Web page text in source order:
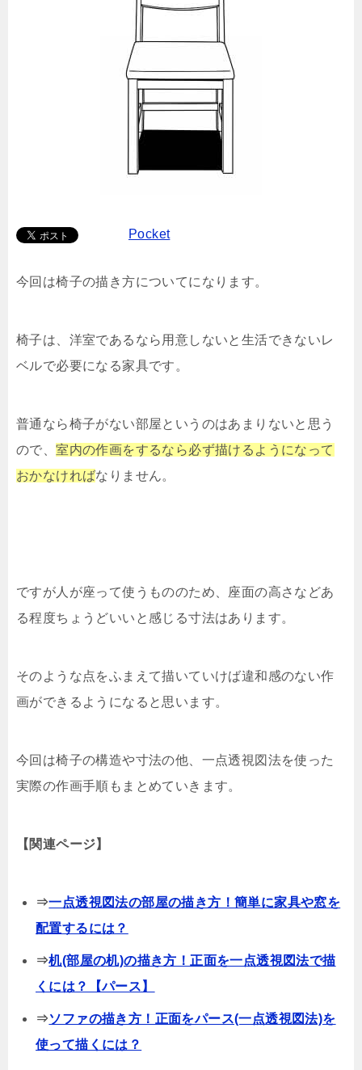
Pocket
今回は椅子の描き方についてになります。
椅子は、洋室であるなら用意しないと生活できないレ
ベルで必要になる家具です。
普通なら椅子がない部屋というのはあまりないと思う
ので、室内の作画をするなら必ず描けるようになって
おかなければなりません。
ですが人が座って使うもののため、座面の高さなどあ
る程度ちょうどいいと感じる寸法はあります。
そのような点をふまえて描いていけば違和感のない作
画ができるようになると思います。
今回は椅子の構造や寸法の他、一点透視図法を使った
実際の作画手順もまとめていきます。
【関連ページ】
⇒一点透視図法の部屋の描き方！簡単に家具や窓を
配置するには？
⇒机(部屋の机)の描き方！正面を一点透視図法で描
くには？【パース】
⇒ソファの描き方！正面をパース(一点透視図法)を
使って描くには？